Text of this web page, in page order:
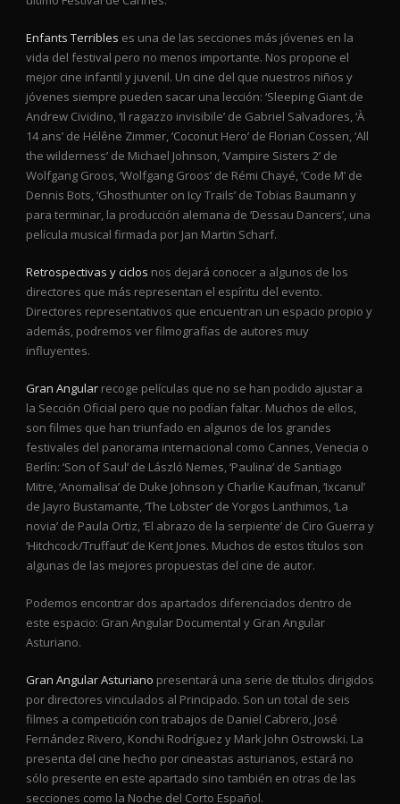
Enfants Terribles es una de las secciones más jóvenes en la
vida del festival pero no menos importante. Nos propone el
mejor cine infantil y juvenil. Un cine del que nuestros niños y
jóvenes siempre pueden sacar una lección: ‘Sleeping Giant de
Andrew Cividino, ‘Il ragazzo invisibile’ de Gabriel Salvadores, ‘À
14 ans’ de Hélêne Zimmer, ‘Coconut Hero’ de Florian Cossen, ‘All
the wilderness’ de Michael Johnson, ‘Vampire Sisters 2’ de
Wolfgang Groos, ‘Wolfgang Groos’ de Rémi Chayé, ‘Code M’ de
Dennis Bots, ‘Ghosthunter on Icy Trails’ de Tobias Baumann y
para terminar, la producción alemana de ‘Dessau Dancers’, una
película musical firmada por Jan Martin Scharf.
Retrospectivas y ciclos nos dejará conocer a algunos de los
directores que más representan el espíritu del evento.
Directores representativos que encuentran un espacio propio y
además, podremos ver filmografías de autores muy
influyentes.
Gran Angular recoge películas que no se han podido ajustar a
la Sección Oficial pero que no podían faltar. Muchos de ellos,
son filmes que han triunfado en algunos de los grandes
festivales del panorama internacional como Cannes, Venecia o
Berlín: ‘Son of Saul’ de László Nemes, ‘Paulina’ de Santiago
Mitre, ‘Anomalisa’ de Duke Johnson y Charlie Kaufman, ‘Ixcanul’
de Jayro Bustamante, ‘The Lobster’ de Yorgos Lanthimos, ‘La
novia’ de Paula Ortiz, ‘El abrazo de la serpiente’ de Ciro Guerra y
‘Hitchcock/Truffaut’ de Kent Jones. Muchos de estos títulos son
algunas de las mejores propuestas del cine de autor.
Podemos encontrar dos apartados diferenciados dentro de
este espacio: Gran Angular Documental y Gran Angular
Asturiano.
Gran Angular Asturiano presentará una serie de títulos dirigidos
por directores vinculados al Principado. Son un total de seis
filmes a competición con trabajos de Daniel Cabrero, José
Fernández Rivero, Konchi Rodríguez y Mark John Ostrowski. La
presenta del cine hecho por cineastas asturianos, estará no
sólo presente en este apartado sino también en otras de las
secciones como la Noche del Corto Español.